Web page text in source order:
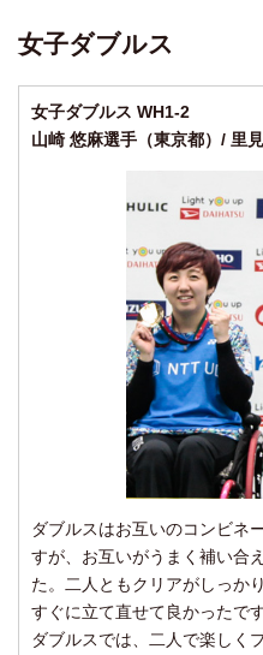
女子ダブルス
女子ダブルス WH1-2
山崎 悠麻選手（東京都）/ 里
ダブルスはお互いのコンビネ
すが、お互いがうまく補い合
た。二人ともクリアがしっか
すぐに立て直せて良かったです
ダブルスでは、二人で楽しく